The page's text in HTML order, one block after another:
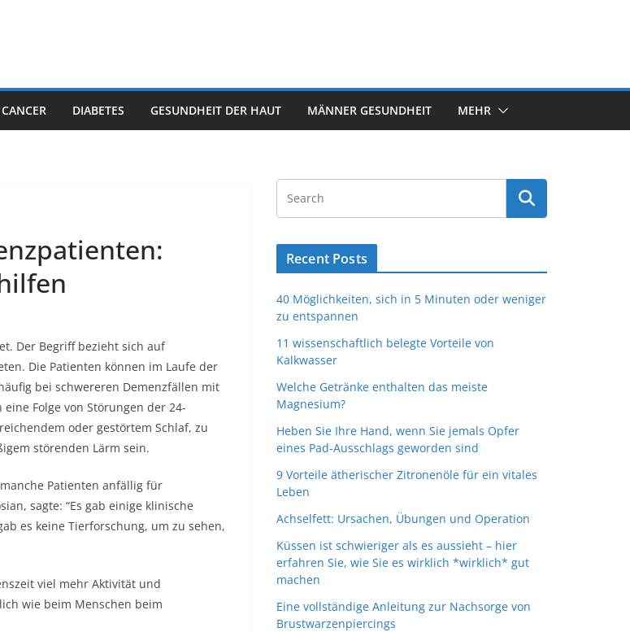
CANCER DIABETES GESUNDHEIT DER HAUT MÄNNER GESUNDHEIT MEHR
Der Begriff bezieht sich auf
Die Patienten können im Laufe der
bei schwereren Demenzfällen mit
Folge von Störungen der 24-
oder gestörtem Schlaf, zu
störenden Lärm sein.
Patienten anfällig für
sagte: “Es gab einige klinische
es keine Tierforschung, um zu sehen,
viel mehr Aktivität und
wie beim Menschen beim
Recent Posts
40 Möglichkeiten, sich in 5 Minuten oder weniger
zu entspannen
11 wissenschaftlich belegte Vorteile von
Kalkwasser
Welche Getränke enthalten das meiste
Magnesium?
Heben Sie Ihre Hand, wenn Sie jemals Opfer
eines Pad-Ausschlags geworden sind
9 Vorteile ätherischer Zitronenöle für ein vitales
Leben
Achselfett: Ursachen, Übungen und Operation
Küssen ist schwieriger als es aussieht – hier
erfahren Sie, wie Sie es wirklich *wirklich* gut
machen
Eine vollständige Anleitung zur Nachsorge von
Brustwarzenpiercings